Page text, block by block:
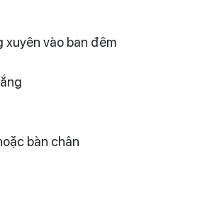
vào ban đêm
bàn chân